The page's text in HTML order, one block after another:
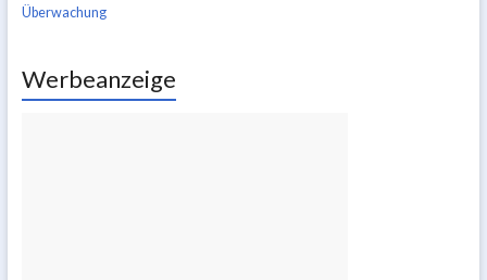
Überwachung
Werbeanzeige